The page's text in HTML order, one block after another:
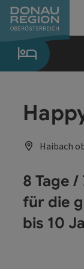
Zum Inhalt
Zur Navigation
Zum
Zur
Zum
Zur Startseite
Haibach
8 Tage
für die
bis 10